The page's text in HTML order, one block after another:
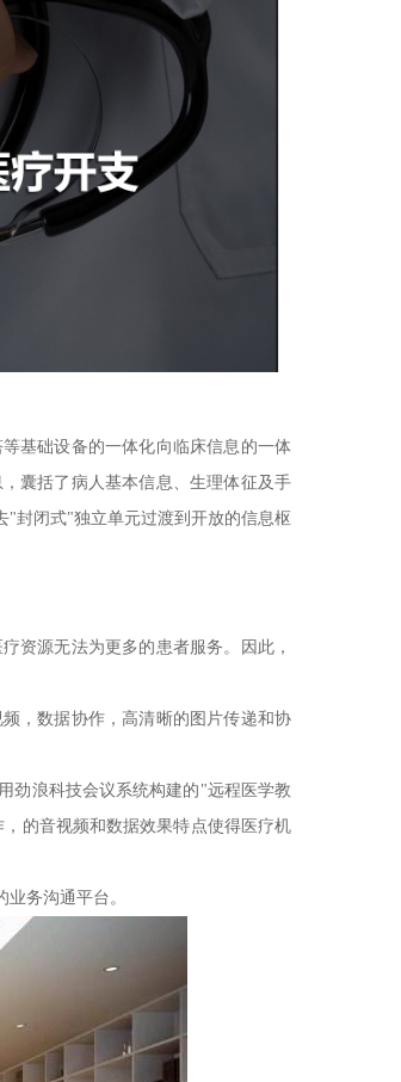
基础设备的一体化向临床信息的一体
囊括了病人基本信息、生理体征及手
"封闭式"独立单元过渡到开放的信息枢
资源无法为更多的患者服务。因此，
，数据协作，高清晰的图片传递和协
劲浪科技会议系统构建的"远程医学教
的音视频和数据效果特点使得医疗机
务沟通平台。